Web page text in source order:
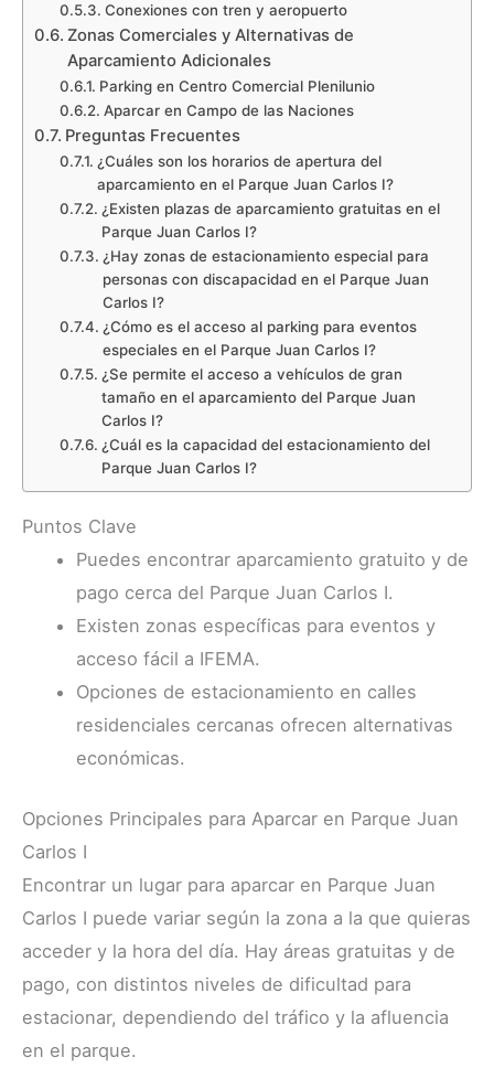
Conexiones con tren y aeropuerto
Zonas Comerciales y Alternativas de
Aparcamiento Adicionales
Parking en Centro Comercial Plenilunio
Aparcar en Campo de las Naciones
Preguntas Frecuentes
¿Cuáles son los horarios de apertura del
aparcamiento en el Parque Juan Carlos I?
¿Existen plazas de aparcamiento gratuitas en el
Parque Juan Carlos I?
¿Hay zonas de estacionamiento especial para
personas con discapacidad en el Parque Juan
Carlos I?
¿Cómo es el acceso al parking para eventos
especiales en el Parque Juan Carlos I?
¿Se permite el acceso a vehículos de gran
tamaño en el aparcamiento del Parque Juan
Carlos I?
¿Cuál es la capacidad del estacionamiento del
Parque Juan Carlos I?
Puntos Clave
Puedes encontrar aparcamiento gratuito y de
pago cerca del Parque Juan Carlos I.
Existen zonas específicas para eventos y
acceso fácil a IFEMA.
Opciones de estacionamiento en calles
residenciales cercanas ofrecen alternativas
económicas.
Opciones Principales para Aparcar en Parque Juan
Carlos I
Encontrar un lugar para aparcar en Parque Juan
Carlos I puede variar según la zona a la que quieras
acceder y la hora del día. Hay áreas gratuitas y de
pago, con distintos niveles de dificultad para
estacionar, dependiendo del tráfico y la afluencia
en el parque.